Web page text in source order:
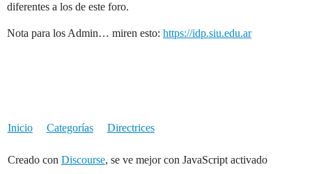
diferentes a los de este foro.
Nota para los Admin… miren esto: https://idp.siu.edu.ar
Inicio Categorías Directrices
Creado con Discourse, se ve mejor con JavaScript activado